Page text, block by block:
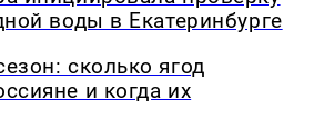
воды в Екатеринбурге
сколько ягод
и когда их